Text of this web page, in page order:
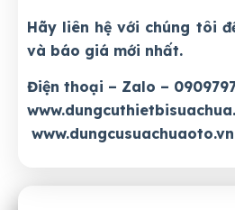
Hãy liên hệ với chúng tôi
và báo giá mới nhất.
Điện thoại – Zalo –
www.dungcusuachuaoto.vn